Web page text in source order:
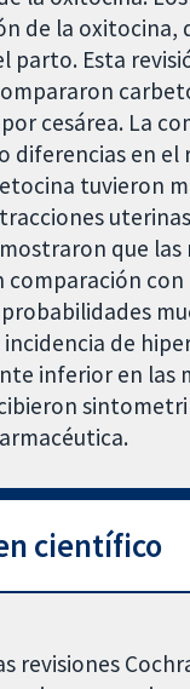
de la
parto. Esta
cesárea. La
diferencias en
tuvieron
que
comparación
de
inferior en las
científico
revisiones